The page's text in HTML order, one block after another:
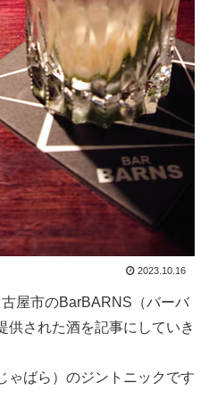
2023.10.16
屋市のBarBARNS（バーバ
供された酒を記事にしていき
ゃばら）のジントニックです